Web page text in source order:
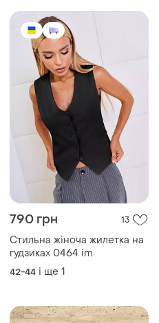
790 грн 13
Стильна жіноча жилетка на
гудзиках 0464 im
42-44 і ще 1